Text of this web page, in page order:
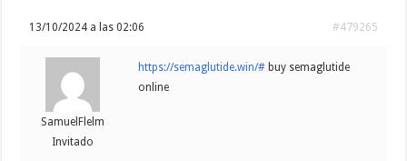
13/10/2024 a las 02:06 #479265
SamuelFlelm
Invitado
https://semaglutide.win/# buy semaglutide
online